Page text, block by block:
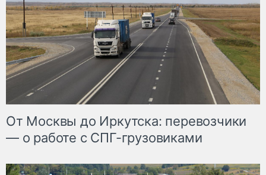
От Москвы до Иркутска: перевозчики
— о работе с СПГ-грузовиками